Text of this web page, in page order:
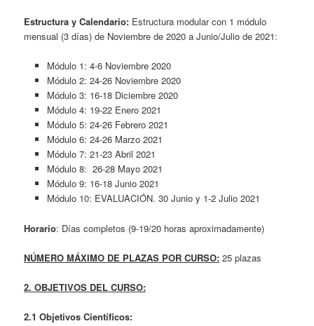
Estructura y Calendario: Estructura modular con 1 módulo
mensual (3 días) de Noviembre de 2020 a Junio/Julio de 2021:
Módulo 1: 4-6 Noviembre 2020
Módulo 2: 24-26 Noviembre 2020
Módulo 3: 16-18 Diciembre 2020
Módulo 4: 19-22 Enero 2021
Módulo 5: 24-26 Febrero 2021
Módulo 6: 24-26 Marzo 2021
Módulo 7: 21-23 Abril 2021
Módulo 8: 26-28 Mayo 2021
Módulo 9: 16-18 Junio 2021
Módulo 10: EVALUACIÓN. 30 Junio y 1-2 Julio 2021
Horario: Días completos (9-19/20 horas aproximadamente)
NÚMERO MÁXIMO DE PLAZAS POR CURSO: 25 plazas
2. OBJETIVOS DEL CURSO:
2.1 Objetivos Científicos: